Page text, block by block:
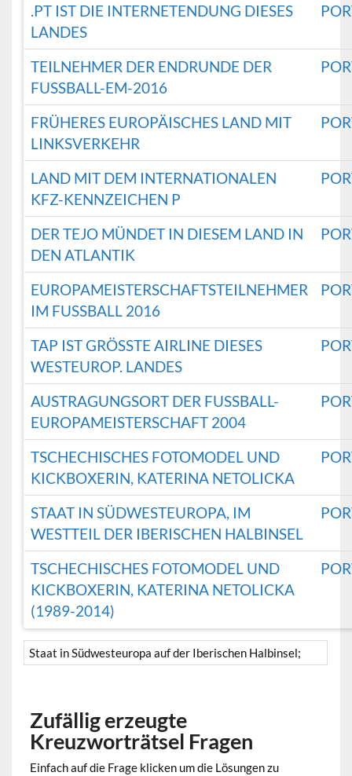
.PT IST DIE INTERNETENDUNG DIESES
LANDES
TEILNEHMER DER ENDRUNDE DER
FUSSBALL-EM-2016
FRÜHERES EUROPÄISCHES LAND MIT
LINKSVERKEHR
LAND MIT DEM INTERNATIONALEN
KFZ-KENNZEICHEN P
DER TEJO MÜNDET IN DIESEM LAND IN
DEN ATLANTIK
EUROPAMEISTERSCHAFTSTEILNEHMER
IM FUSSBALL 2016
TAP IST GRÖSSTE AIRLINE DIESES W
ESTEUROP. LANDES
AUSTRAGUNGSORT DER FUSSBALL-E
UROPAMEISTERSCHAFT 2004
TSCHECHISCHES FOTOMODEL UND
KICKBOXERIN, KATERINA NETOLICKA
STAAT IN SÜDWESTEUROPA, IM
WESTTEIL DER IBERISCHEN HALBINSEL
TSCHECHISCHES FOTOMODEL UND
KICKBOXERIN, KATERINA NETOLICKA
(1989-2014)
Staat in Südwesteuropa auf der Iberischen Halbinsel;
Zufällig erzeugte
Kreuzworträtsel Fragen
Einfach auf die Frage klicken um die Lösungen zu